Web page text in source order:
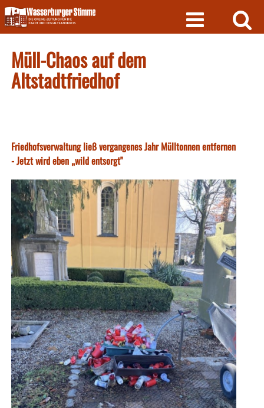
Skip
to
content
Müll-Chaos auf dem
Altstadtfriedhof
Friedhofsverwaltung ließ vergangenes Jahr Mülltonnen entfernen
- Jetzt wird eben „wild entsorgt"